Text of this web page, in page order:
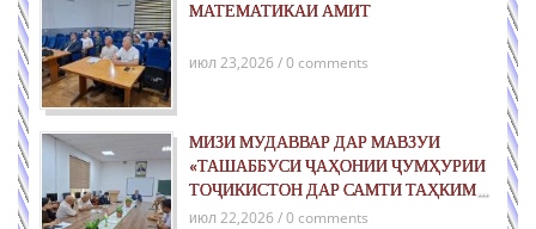
МАТЕМАТИКАИ АМИТ
июл 23,2026 / 0 comments
МИЗИ МУДАВВАР ДАР МАВЗУИ
«ТАШАББУСИ ҶАҲОНИИ ҶУМҲУРИИ
ТОҶИКИСТОН ДАР САМТИ ТАҲКИМИ
СУЛҲ БАРОИ НАСЛҲОИ ОЯНДА»
июл 22,2026 / 0 comments